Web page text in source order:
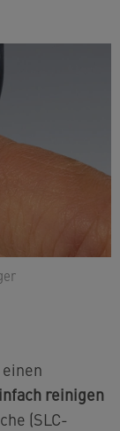
reinigen
(SLC-